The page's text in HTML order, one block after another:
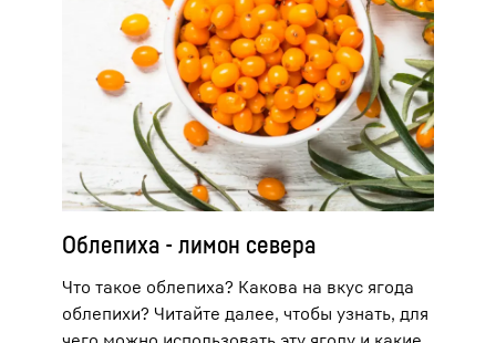
Облепиха - лимон севера
Что такое облепиха? Какова на вкус ягода
облепихи? Читайте далее, чтобы узнать, для